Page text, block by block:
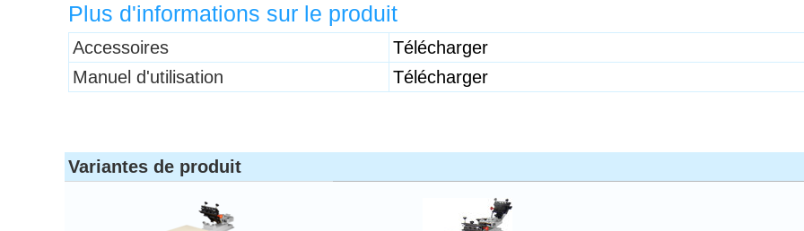
Plus d'informations sur le produit
Titre 1
Accessoires
Télécharger
Manuel d'utilisation
Télécharger
Variantes de produit